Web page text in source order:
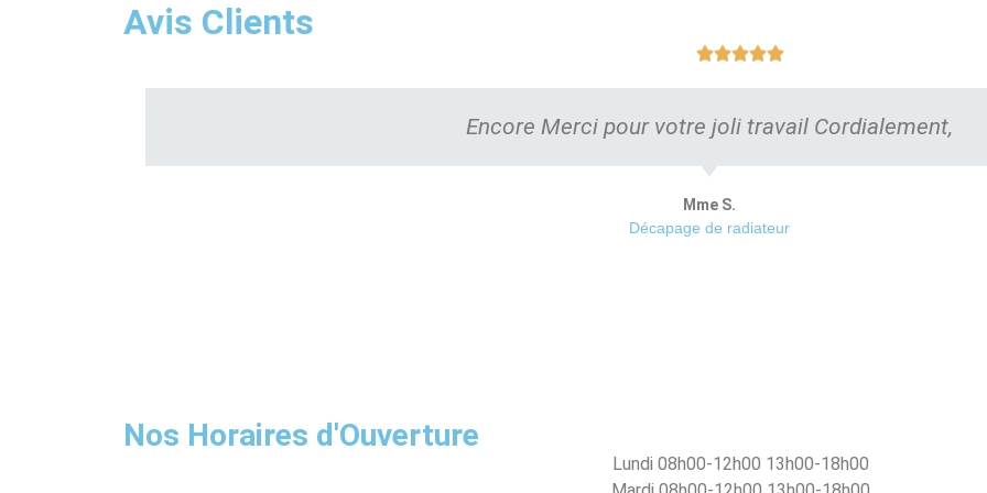
Avis Clients

Encore Merci pour votre joli travail Cordialement,
Mme S.
Décapage de radiateur
Nos Horaires d'Ouverture
Lundi 08h00-12h00 13h00-18h00